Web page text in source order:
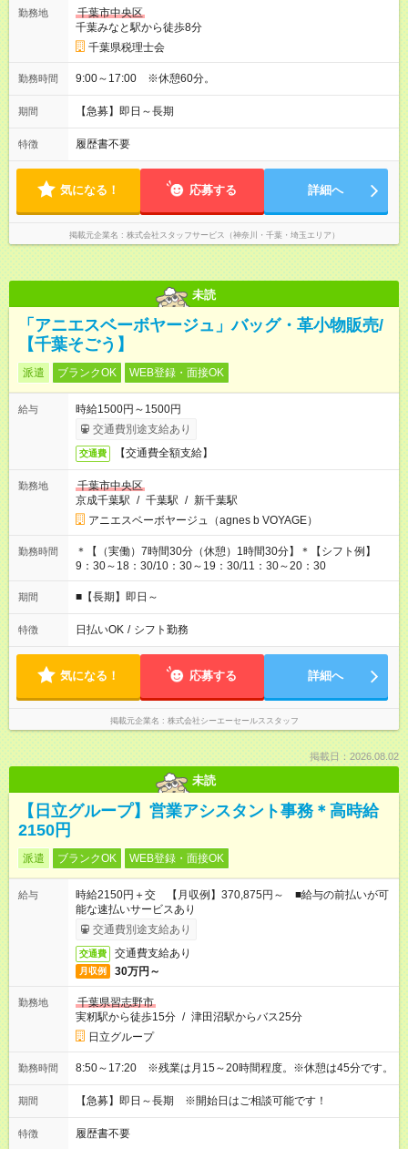
勤務地
千葉市中央区
千葉みなと駅から徒歩8分
千葉県税理士会
勤務時間 9:00～17:00 ※休憩60分。
期間 【急募】即日～長期
特徴 履歴書不要
気になる！ 応募する 詳細へ
掲載元企業名 株式会社スタッフサービス（神奈川・千葉・埼玉エリア）
未読
「アニエスベーボヤージュ」バッグ・革小物販売/
【千葉そごう】
派遣 ブランクOK WEB登録・面接OK
給与
時給1500円～1500円
交通費別途支給あり
交通費 【交通費全額支給】
勤務地
千葉市中央区
京成千葉駅 / 千葉駅 / 新千葉駅
アニエスベーボヤージュ（agnes b VOYAGE）
勤務時間
＊【（実働）7時間30分（休憩）1時間30分】＊【シフト例】
9：30～18：30/10：30～19：30/11：30～20：30
期間 ■【長期】即日～
特徴 日払いOK / シフト勤務
気になる！ 応募する 詳細へ
掲載元企業名 株式会社シーエーセールススタッフ
掲載日：2026.08.02
未読
【日立グループ】営業アシスタント事務＊高時給
2150円
派遣 ブランクOK WEB登録・面接OK
給与
時給2150円＋交 【月収例】370,875円～ ■給与の前払いが可
能な速払いサービスあり
交通費別途支給あり
交通費 交通費支給あり
月収例 30万円～
勤務地
千葉県習志野市
実籾駅から徒歩15分 / 津田沼駅からバス25分
日立グループ
勤務時間 8:50～17:20 ※残業は月15～20時間程度。※休憩は45分です。
期間 【急募】即日～長期 ※開始日はご相談可能です！
特徴 履歴書不要